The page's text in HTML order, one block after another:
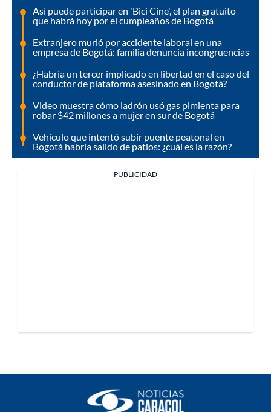
Así puede participar en 'Bici Cine', el plan gratuito
que habrá hoy por el cumpleaños de Bogotá
Extranjero murió por accidente laboral en una
empresa de Bogotá: familia denuncia incongruencias
¿Habría un tercer implicado en libertad en el caso del
conductor de plataforma asesinado en Bogotá?
Video muestra cómo ladrón usó gas pimienta para
robar $42 millones a mujer en sur de Bogotá
Vehículo que intentó subir puente peatonal en
Bogotá habría salido de patios: ¿cuál es la razón?
PUBLICIDAD